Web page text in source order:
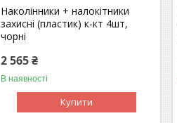
Наколінники + налокітники
захисні (пластик) к-кт 4шт,
чорні
2 565 ₴
В наявності
Купити